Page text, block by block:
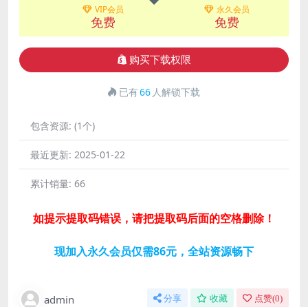
VIP会员
免费
永久会员
免费
购买下载权限
已有66 人解锁下载
包含资源: (1个)
最近更新: 2025-01-22
累计销量: 66
如提示提取码错误，请把提取码后面的空格删除！
现加入永久会员仅需86元，全站资源畅下
admin 分享 收藏 点赞(0)